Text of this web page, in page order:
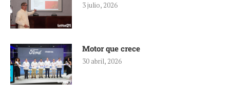
3 julio, 2026
Motor que crece
30 abril, 2026